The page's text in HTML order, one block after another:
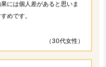
には個人差があると思いま
めです。
（30代女性）